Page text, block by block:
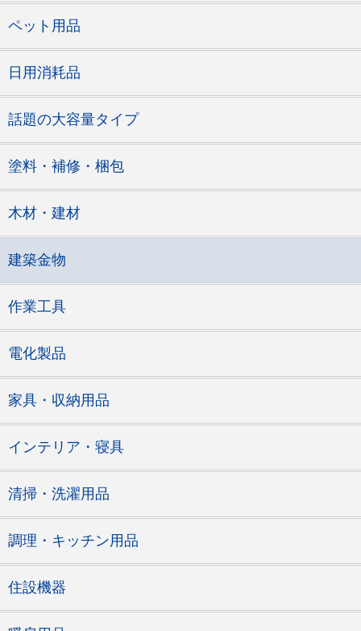
ペット用品
日用消耗品
話題の大容量タイプ
塗料・補修・梱包
木材・建材
建築金物
作業工具
電化製品
家具・収納用品
インテリア・寝具
清掃・洗濯用品
調理・キッチン用品
住設機器